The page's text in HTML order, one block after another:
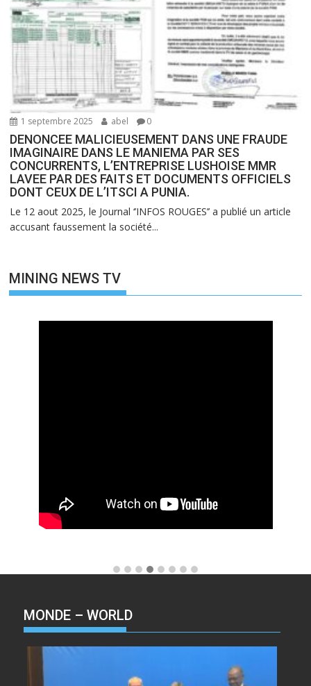
1 septembre 2025 abel 0
DENONCEE MALICIEUSEMENT DANS UNE FRAUDE
IMAGINAIRE DANS LE MANIEMA PAR SES
CONCURRENTS, L’ENTREPRISE LUSHOISE MMR
LAVEE PAR DES FAITS ET DOCUMENTS OFFICIELS
DONT CEUX DE L’ITSCI A PUNIA.
Le 12 aout 2025, le Journal ‘’INFOS ROUGES’’ a publié un article
accusant faussement la société...
MINING NEWS TV
MONDE – WORLD